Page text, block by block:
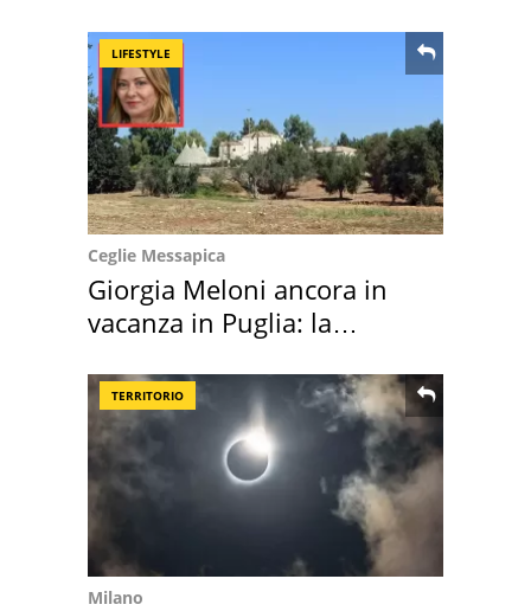
LIFESTYLE
Ceglie Messapica
Giorgia Meloni ancora in
vacanza in Puglia: la
TERRITORIO
Milano